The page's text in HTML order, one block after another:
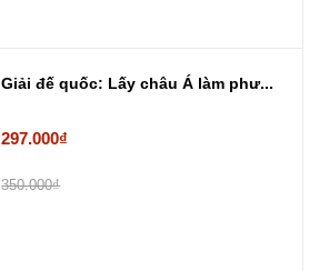
Giải đế quốc: Lấy châu Á làm phư...
297.000₫
350.000₫